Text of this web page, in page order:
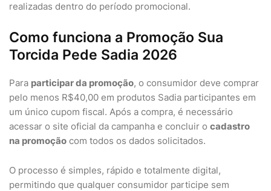
realizadas dentro do período promocional.
Como funciona a Promoção Sua
Torcida Pede Sadia 2026
Para participar da promoção, o consumidor deve comprar
pelo menos R$40,00 em produtos Sadia participantes em
um único cupom fiscal. Após a compra, é necessário
acessar o site oficial da campanha e concluir o cadastro
na promoção com todos os dados solicitados.
O processo é simples, rápido e totalmente digital,
permitindo que qualquer consumidor participe sem